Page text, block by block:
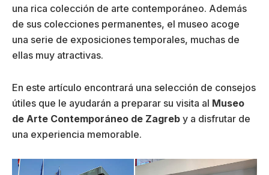
una rica colección de arte contemporáneo. Además
de sus colecciones permanentes, el museo acoge
una serie de exposiciones temporales, muchas de
ellas muy atractivas.
En este artículo encontrará una selección de consejos
útiles que le ayudarán a preparar su visita al Museo
de Arte Contemporáneo de Zagreb y a disfrutar de
una experiencia memorable.